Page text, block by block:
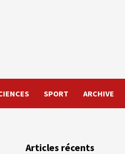
SPORT ARCHIVE
Articles récents